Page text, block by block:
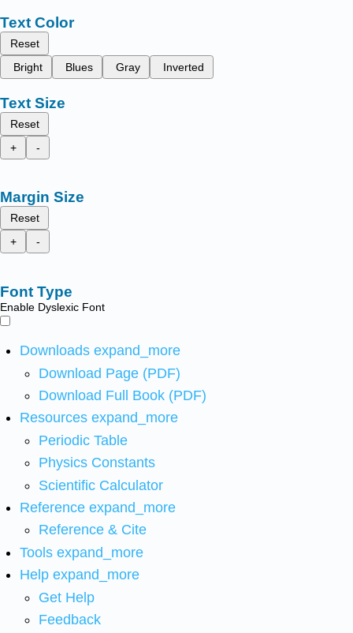
Text Color
Reset
Bright
Blues Gray Inverted
Text Size
Reset
+
-
Margin Size
Reset
+
-
Font Type
Enable Dyslexic Font
Downloads expand_more
Download Page (PDF)
Download Full Book (PDF)
Resources expand_more
Periodic Table
Physics Constants
Scientific Calculator
Reference expand_more
Reference & Cite
Tools expand_more
Help expand_more
Get Help
Feedback